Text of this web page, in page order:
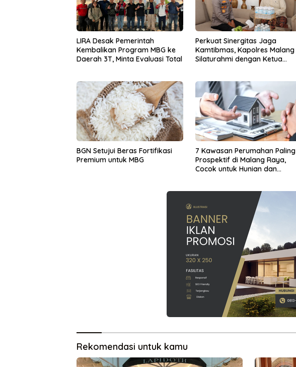
LIRA Desak Pemerintah
Kembalikan Program MBG ke
Daerah 3T, Minta Evaluasi Total
Perkuat Sinergitas Jaga
Kamtibmas, Kapolres Malang
Silaturahmi dengan Ketua
BGN Setujui Beras Fortifikasi
Premium untuk MBG
7 Kawasan Perumahan Paling
Prospektif di Malang Raya,
Cocok untuk Hunian dan
Rekomendasi untuk kamu